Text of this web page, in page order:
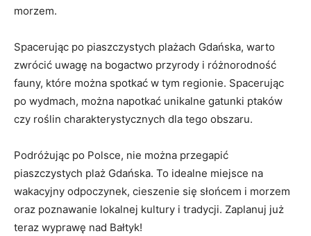
⁤morzem.
Spacerując po piaszczystych plażach Gdańska, warto
zwrócić ⁣uwagę ⁣na bogactwo‌ przyrody i różnorodność
fauny, które można spotkać w tym regionie. Spacerując
po wydmach, można‌ napotkać unikalne gatunki ptaków
czy roślin charakterystycznych dla tego obszaru.
Podróżując po‍ Polsce, nie można‍ przegapić
piaszczystych plaż Gdańska. To idealne miejsce na
wakacyjny odpoczynek, cieszenie się ⁣słońcem i morzem
oraz poznawanie lokalnej kultury i tradycji. Zaplanuj już
⁢teraz wyprawę nad Bałtyk!